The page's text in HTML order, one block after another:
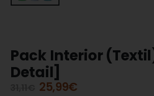
Pack Interior
Detail]
25,99€